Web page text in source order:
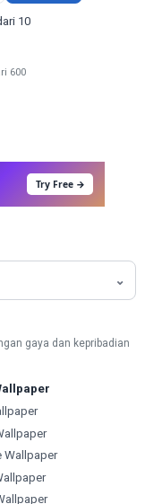
10
600
Try Free →
gaya dan kepribadian
Wallpaper